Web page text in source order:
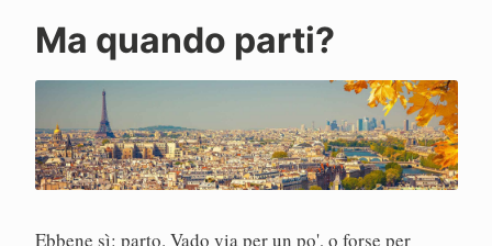
Ma quando parti?
Ebbene sì: parto. Vado via per un po', o forse per
P
a
o
o